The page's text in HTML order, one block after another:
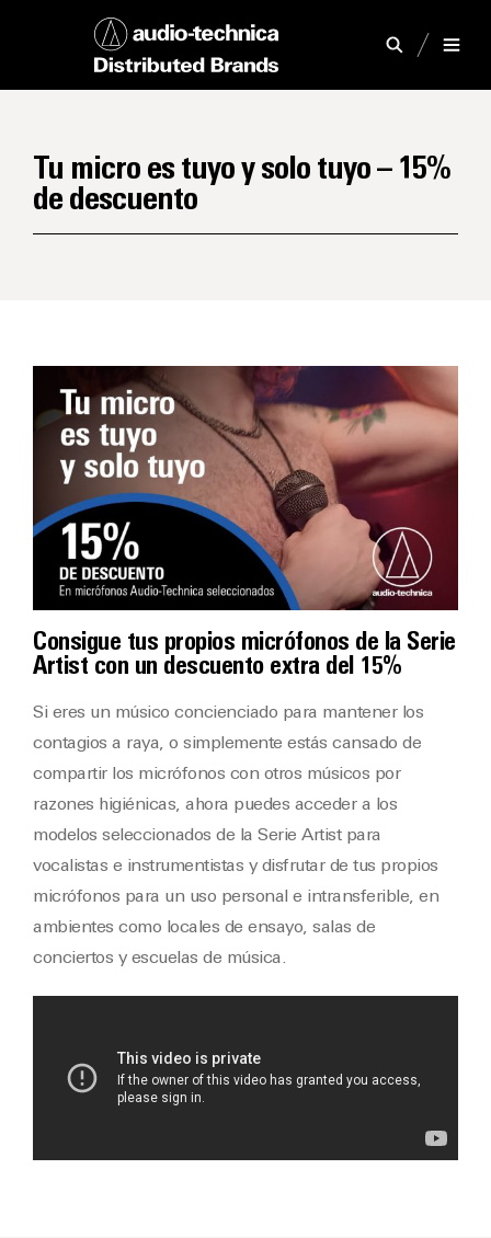
Tu micro es tuyo y solo tuyo – 15%
de descuento
Consigue tus propios micrófonos de la Serie
Artist con un descuento extra del 15%
Si eres un músico concienciado para mantener los
contagios a raya, o simplemente estás cansado de
compartir los micrófonos con otros músicos por
razones higiénicas, ahora puedes acceder a los
modelos seleccionados de la Serie Artist para
vocalistas e instrumentistas y disfrutar de tus propios
micrófonos para un uso personal e intransferible, en
ambientes como locales de ensayo, salas de
conciertos y escuelas de música.